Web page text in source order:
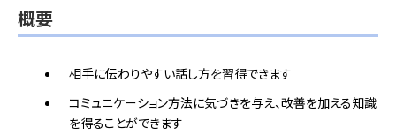
概要
相手に伝わりやすい話し方を習得できます
コミュニケーション方法に気づきを与え、改善を加える知識
を得ることができます